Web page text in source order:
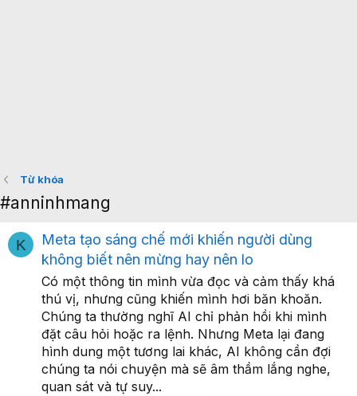
Từ khóa
#anninhmang
K
Meta tạo sáng chế mới khiến người dùng
không biết nên mừng hay nên lo
Có một thông tin mình vừa đọc và cảm thấy khá
thú vị, nhưng cũng khiến mình hơi băn khoăn.
Chúng ta thường nghĩ AI chỉ phản hồi khi mình
đặt câu hỏi hoặc ra lệnh. Nhưng Meta lại đang
hình dung một tương lai khác, AI không cần đợi
chúng ta nói chuyện mà sẽ âm thầm lắng nghe,
quan sát và tự suy...